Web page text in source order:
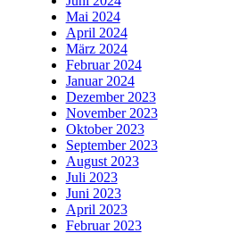
Mai 2024
April 2024
März 2024
Februar 2024
Januar 2024
Dezember 2023
November 2023
Oktober 2023
September 2023
August 2023
Juli 2023
Juni 2023
April 2023
Februar 2023